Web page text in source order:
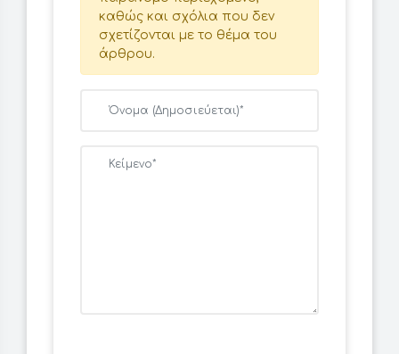
καθώς και σχόλια που δεν
σχετίζονται με το θέμα του
άρθρου.